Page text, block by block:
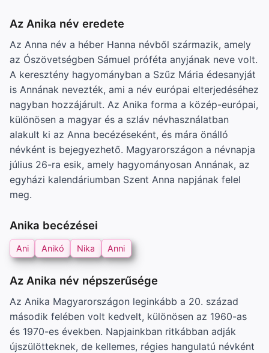
Az Anika név eredete
Az Anna név a héber Hanna névből származik, amely
az Ószövetségben Sámuel próféta anyjának neve volt.
A keresztény hagyományban a Szűz Mária édesanyját
is Annának nevezték, ami a név európai elterjedéséhez
nagyban hozzájárult. Az Anika forma a közép-európai,
különösen a magyar és a szláv névhasználatban
alakult ki az Anna becézéseként, és mára önálló
névként is bejegyezhető. Magyarországon a névnapja
július 26-ra esik, amely hagyományosan Annának, az
egyházi kalendáriumban Szent Anna napjának felel
meg.
Anika becézései
Ani Anikó Nika Anni
Az Anika név népszerűsége
Az Anika Magyarországon leginkább a 20. század
második felében volt kedvelt, különösen az 1960-as
és 1970-es években. Napjainkban ritkábban adják
újszülötteknek, de kellemes, régies hangulatú névként